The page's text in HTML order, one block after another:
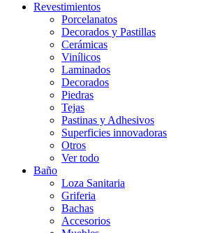
Revestimientos
Porcelanatos
Decorados y Pastillas
Cerámicas
Vinílicos
Laminados
Decorados
Piedras
Tejas
Pastinas y Adhesivos
Superficies innovadoras
Otros
Ver todo
Baño
Loza Sanitaria
Griferia
Bachas
Accesorios